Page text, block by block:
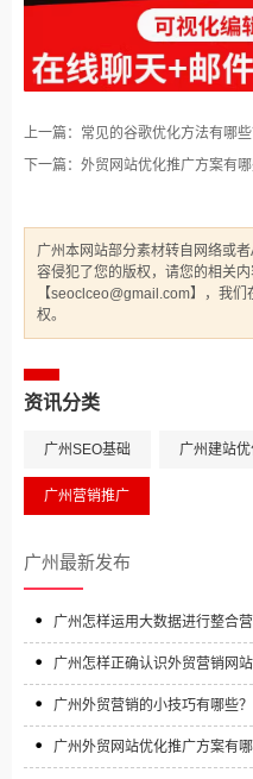
上一篇：常见的谷歌优化方法有哪些
下一篇：外贸网站优化推广方案有哪
广州本网站部分素材转自网络或
容侵犯了您的版权，请您的相关
【seoclceo@gmail.com】，我
权。
资讯分类
广州SEO基础 广州建站
广州营销推广
广州最新发布
广州怎样运用大数据进行整合营
广州怎样正确认识外贸营销网
广州外贸营销的小技巧有哪些？
广州外贸网站优化推广方案有哪